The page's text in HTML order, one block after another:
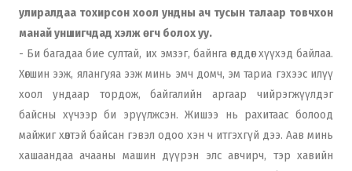
улиралдаа тохирсон хоол ундны ач тусын талаар товчхон
манай уншигчдад хэлж өгч болох уу.
- Би багадаа бие султай, их эмзэг, байнга өвддөг хүүхэд байлаа.
Хөгшин ээж, ялангуяа ээж минь эмч домч, эм тариа гэхээс илүү
хоол ундаар тордож, байгалийн аргаар чийрэгжүүлдэг
байсны хүчээр би эрүүлжсэн. Жишээ нь рахитаас болоод
майжиг хөлтэй байсан гэвэл одоо хэн ч итгэхгүй дээ. Аав минь
хашаандаа ачааны машин дүүрэн элс авчирч, тэр хавийн